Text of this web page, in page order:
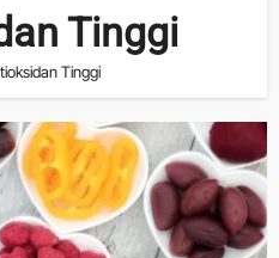
Tinggi
Tinggi